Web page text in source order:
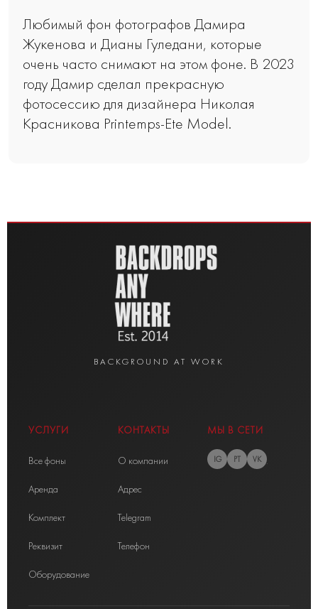
Любимый фон фотографов Дамира
Жукенова и Дианы Гуледани, которые
очень часто снимают на этом фоне. В 2023
году Дамир сделал прекрасную
фотосессию для дизайнера Николая
Красникова Printemps-Ete Model.
BACKGROUND AT WORK
УСЛУГИ
Все фоны
Аренда
Комплект
Реквизит
Оборудование
КОНТАКТЫ
О компании
Адрес
Telegram
Телефон
МЫ В СЕТИ
IG PT VK